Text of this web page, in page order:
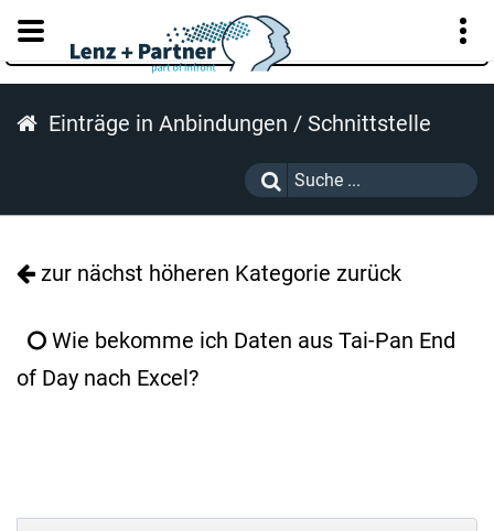
KUNDENPORTAL
Einträge in Anbindungen / Schnittstelle
zur nächst höheren Kategorie zurück
Wie bekomme ich Daten aus Tai-Pan End
of Day nach Excel?